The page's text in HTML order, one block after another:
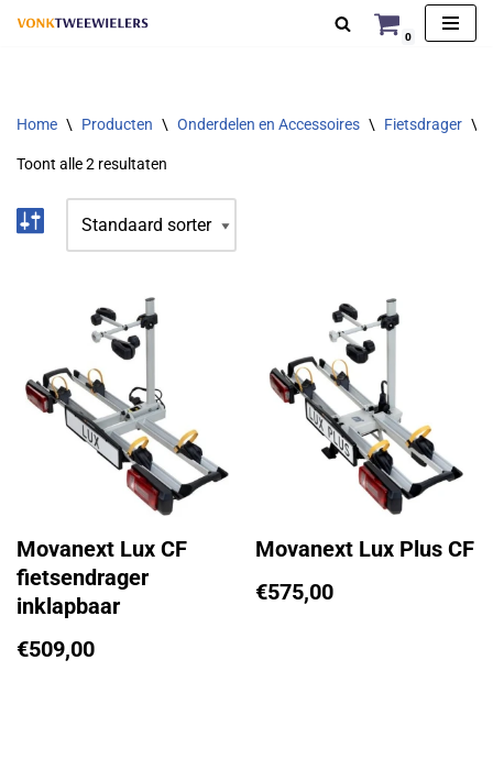
de
0
Home \ Producten \ Onderdelen en Accessoires \ Fietsdrager \
Toont alle 2 resultaten
Movanext Lux CF
fietsendrager
inklapbaar
€509,00
Movanext Lux Plus CF
€575,00